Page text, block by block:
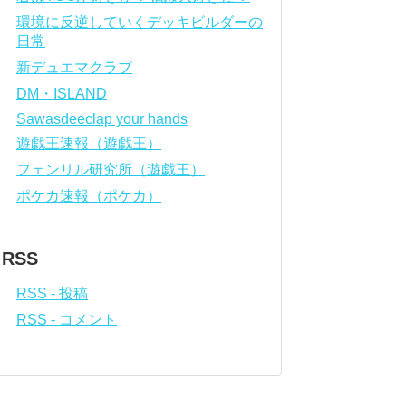
環境に反逆していくデッキビルダーの
日常
新デュエマクラブ
DM・ISLAND
Sawasdeeclap your hands
遊戯王速報（遊戯王）
フェンリル研究所（遊戯王）
ポケカ速報（ポケカ）
RSS
RSS - 投稿
RSS - コメント